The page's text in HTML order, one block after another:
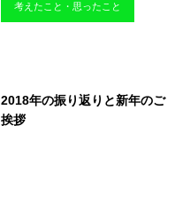
考えたこと・思ったこと
2018年の振り返りと新年のご
挨拶